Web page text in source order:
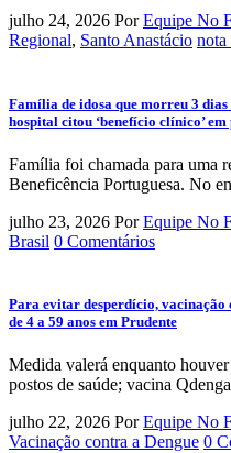
julho 24, 2026 Por Equipe No
Regional, Santo Anastácio nota
Família de idosa que morreu 3
hospital citou ‘benefício clínico’
Família foi chamada para uma
Beneficência Portuguesa. No
julho 23, 2026 Por Equipe No
Brasil 0 Comentários
Para evitar desperdício, vacinação
de 4 a 59 anos em Prudente
Medida valerá enquanto
postos de saúde; vacina
julho 22, 2026 Por Equipe No
Vacinação contra a Dengue 0